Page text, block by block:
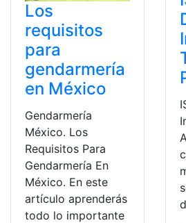
Los
requisitos
para
gendarmería
en México
Gendarmería
México. Los
Requisitos Para
Gendarmería En
México. En este
artículo aprenderás
todo lo importante